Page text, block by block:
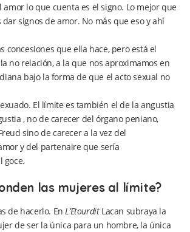
lo que cuenta es el signo. Lo mejor que
signos de amor. No más que eso y ahí
concesiones que ella hace, pero está el
no relación, a la que nos aproximamos en
bajo la forma de que el acto sexual no
El límite es también el de la angustia
, no de carecer del órgano peniano,
sino de carecer a la vez del
y del partenaire que sería
goce.
las mujeres al límite?
de hacerlo. EnL’EtourditLacan subraya la
de ser la única para un hombre, la única